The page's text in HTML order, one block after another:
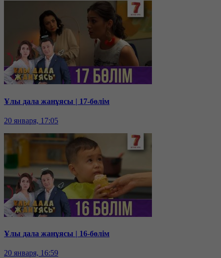
Ұлы дала жанұясы | 17-бөлім
20 января, 17:05
Ұлы дала жанұясы | 16-бөлім
20 января, 16:59